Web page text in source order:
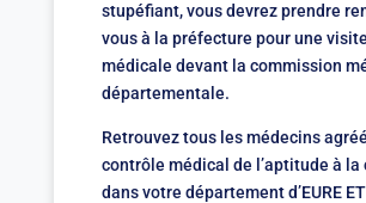
stupéfiant, vous devrez prendre
vous à la préfecture pour une visite
médicale devant la commission
départementale.
Retrouvez tous les médecins
contrôle médical de l’aptitude à la
dans votre département d’EURE